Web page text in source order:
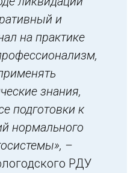
и
на практике
знания,
подготовки к
нормального
–
РДУ